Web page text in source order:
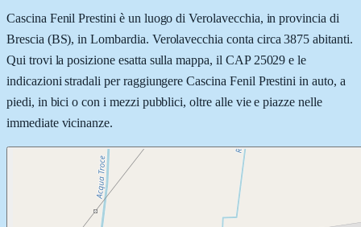
Cascina Fenil Prestini è un luogo di Verolavecchia, in provincia di
Brescia (BS), in Lombardia. Verolavecchia conta circa 3875 abitanti.
Qui trovi la posizione esatta sulla mappa, il CAP 25029 e le
indicazioni stradali per raggiungere Cascina Fenil Prestini in auto, a
piedi, in bici o con i mezzi pubblici, oltre alle vie e piazze nelle
immediate vicinanze.